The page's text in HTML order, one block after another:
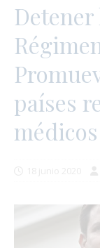
Detener
países